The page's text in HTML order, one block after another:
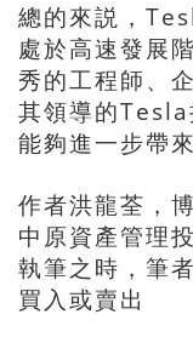
總的來説，
處於高速發展
秀的工程師、
其領導的Tesla
能夠進一步帶
作者洪龍荃，
中原資產管理
執筆之時，筆
買入或賣出